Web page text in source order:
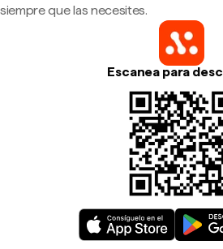
siempre que las necesites.
Escanea para